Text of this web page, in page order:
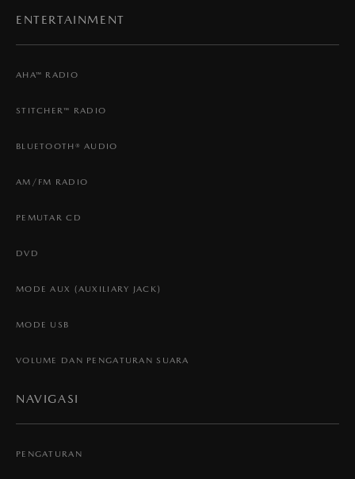
ENTERTAINMENT
AHA™ RADIO
STITCHER™ RADIO
BLUETOOTH® AUDIO
AM/FM RADIO
PEMUTAR CD
DVD
MODE AUX (AUXILIARY JACK)
MODE USB
VOLUME DAN PENGATURAN SUARA
NAVIGASI
PENGATURAN